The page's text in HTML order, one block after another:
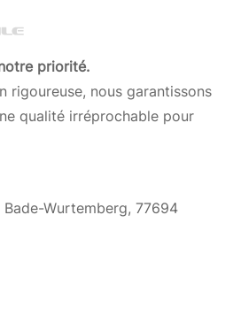
priorité.
rigoureuse, nous garantissons
qualité irréprochable pour
Bade-Wurtemberg, 77694